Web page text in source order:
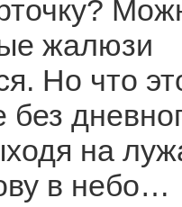
жалюзи
Но что
на
в небо…